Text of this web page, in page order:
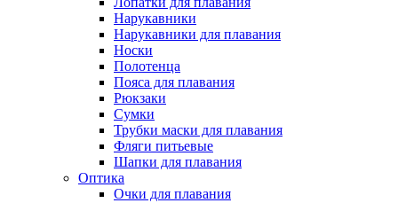
Нарукавники
Нарукавники для плавания
Носки
Полотенца
Пояса для плавания
Рюкзаки
Сумки
Трубки маски для плавания
Фляги питьевые
Шапки для плавания
Оптика
Очки для плавания